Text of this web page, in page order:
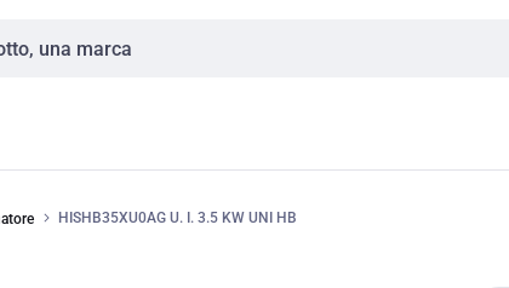
HISHB35XU0AG U. I. 3.5 KW UNI HB